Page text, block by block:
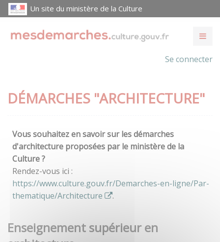
Un site du ministère de la Culture
Se connecter
DÉMARCHES "ARCHITECTURE"
Vous souhaitez en savoir sur les démarches
d'architecture proposées par le ministère de la
Culture ?
Rendez-vous ici :
https://www.culture.gouv.fr/Demarches-en-ligne/Par-
thematique/Architecture
.
Enseignement supérieur en